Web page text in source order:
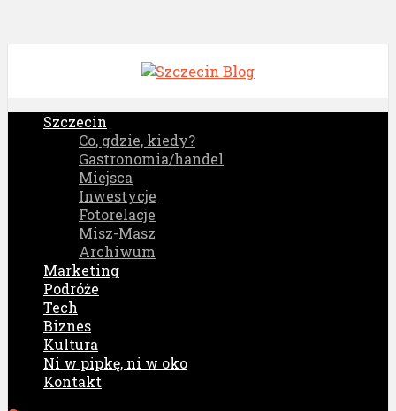
Szczecin
Co, gdzie, kiedy?
Gastronomia/handel
Miejsca
Inwestycje
Fotorelacje
Misz-Masz
Archiwum
Marketing
Podróże
Tech
Biznes
Kultura
Ni w pipkę, ni w oko
Kontakt